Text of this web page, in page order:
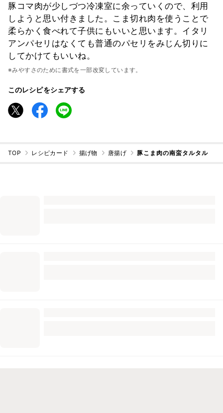
豚コマ肉が少しづつ冷凍室に余っていくので、利用
しようと思い付きました。こま切れ肉を使うことで
柔らかく食べれて子供にもいいと思います。イタリ
アンパセリはなくても普通のパセリをみじん切りに
してかけてもいいね。
※みやすさのために書式を一部改変しています。
このレシピをシェアする
TOP レシピカード 揚げ物 唐揚げ 豚こま肉の南蛮タルタル